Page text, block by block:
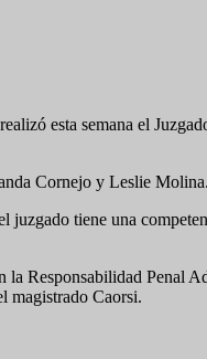
esta semana el
Cornejo y Leslie Molina.
tiene una
Responsabilidad Penal
magistrado Caorsi.